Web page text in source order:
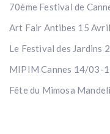
70ème Festival de
Art Fair Antibes 15
Le Festival des Jardins
MIPIM Cannes 14/03-
Fête du Mimosa